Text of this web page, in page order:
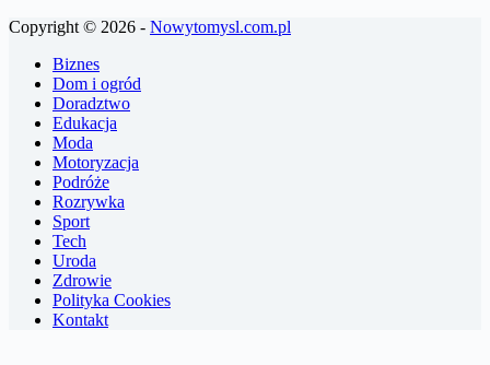
Copyright © 2026 - Nowytomysl.com.pl
Biznes
Dom i ogród
Doradztwo
Edukacja
Moda
Motoryzacja
Podróże
Rozrywka
Sport
Tech
Uroda
Zdrowie
Polityka Cookies
Kontakt